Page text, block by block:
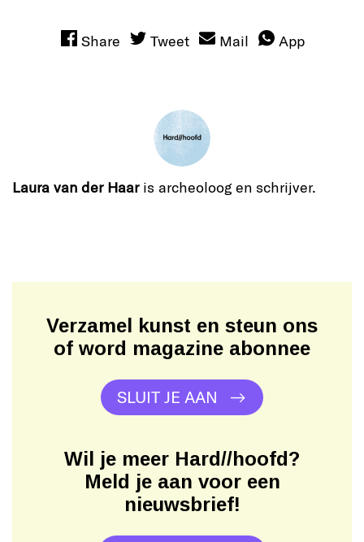
Share Tweet Mail App
Laura van der Haaris archeoloog en schrijver.
Verzamel kunst en steun ons
of word magazine abonnee
SLUIT JE AAN
Wil je meer Hard//hoofd?
Meld je aan voor een
nieuwsbrief!